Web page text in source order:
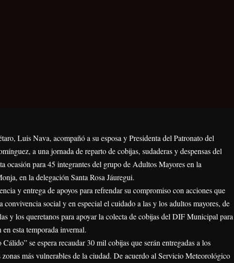
Luis Nava, acompañó a su esposa y Presidenta del Patronato del
a una jornada de reparto de cobijas, sudaderas y despensas del
ocasión para 45 integrantes del grupo de Adultos Mayores en la
en la delegación Santa Rosa Jáuregui.
y entrega de apoyos para refrendar su compromiso con acciones que
social y en especial el cuidado a las y los adultos mayores, de
y los queretanos para apoyar la colecta de cobijas del DIF Municipal para
esta temporada invernal.
se espera recaudar 30 mil cobijas que serán entregadas a los
más vulnerables de la ciudad. De acuerdo al Servicio Meteorológico